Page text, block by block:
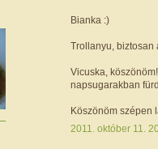
Bianka :)
Trollanyu, biztosan
Vicuska,
napsugarakban
Köszönöm szépen
2011. október 11.